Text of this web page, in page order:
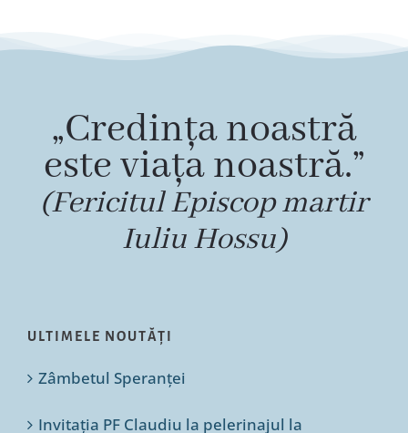
„Credința noastră
este viața noastră.”
(Fericitul Episcop martir
Iuliu Hossu)
ULTIMELE NOUTĂȚI
Zâmbetul Speranței
Invitația PF Claudiu la pelerinajul la